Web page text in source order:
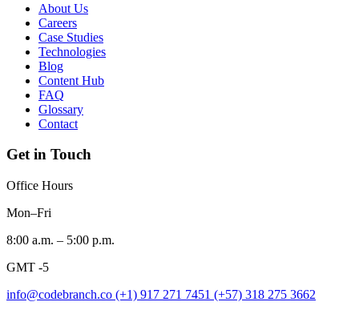
About Us
Careers
Case Studies
Technologies
Blog
Content Hub
FAQ
Glossary
Contact
Get in Touch
Office Hours
Mon–Fri
8:00 a.m. – 5:00 p.m.
GMT -5
info@codebranch.co (+1) 917 271 7451 (+57) 318 275 3662